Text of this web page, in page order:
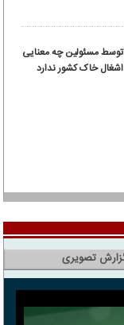
توسط مسئولین چه معنایی
خاک کشور ندارد
تصویری